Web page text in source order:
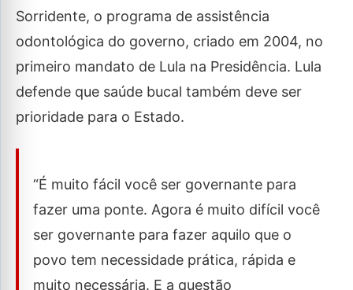
Sorridente, o programa de assistência
odontológica do governo, criado em 2004, no
primeiro mandato de Lula na Presidência. Lula
defende que saúde bucal também deve ser
prioridade para o Estado.
“É muito fácil você ser governante para
fazer uma ponte. Agora é muito difícil você
ser governante para fazer aquilo que o
povo tem necessidade prática, rápida e
muito necessária. E a questão